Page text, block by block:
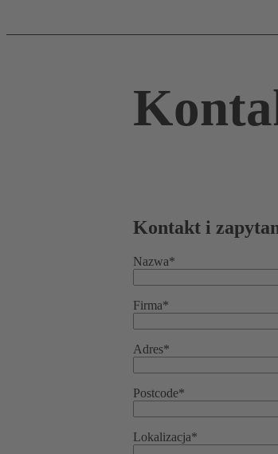
Kontakt i
Nazwa*
Firma*
Adres*
Postcode*
Lokalizacja*